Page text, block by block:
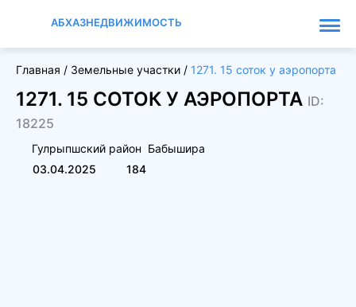
АБХАЗНЕДВИЖИМОСТЬ
Главная / Земельные участки / 1271. 15 соток у аэропорта
1271. 15 СОТОК У АЭРОПОРТА ID:
18225
Гулрыпшский район Бабышира
03.04.2025
184